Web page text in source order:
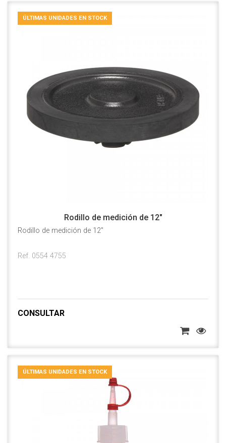
ÚLTIMAS UNIDADES EN STOCK
Rodillo de medición de 12"
Rodillo de medición de 12"
Ref. 0554 4755
CONSULTAR
ÚLTIMAS UNIDADES EN STOCK